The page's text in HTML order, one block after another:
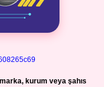
kurum veya şahıs